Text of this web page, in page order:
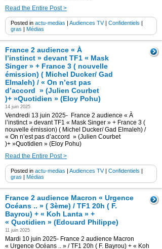
Read the Entire Post >
Posted in actu-medias | Audiences TV| Confidentiels |
gras | Médias
France 2 audience « À
l’instinct » devant TF1 « Mask
Singer » + France 3 ( nouvelle
émission) ( Michel Ducker/ Gad
Elmaleh) / « On n’est pas
d’accord » (Julien Courbet
)+ »Quotidien » (Eloy Pohu)
14 juin 2025
Vendredi 13 juin 2025- France 2 audience « À
l’instinct » devant TF1 « Mask Singer » + France 3 (
nouvelle émission) ( Michel Ducker/ Gad Elmaleh) /
« On n’est pas d’accord » (Julien Courbet
)+ »Quotidien » (Eloy Pohu)
Read the Entire Post >
Posted in actu-medias | Audiences TV| Confidentiels |
gras | Médias
France 2 audience Macron « Urgence
Océans .. » ( 3ème) / TF1 20h ( F.
Bayrou) + « Koh Lanta » +
« Quotidien » (Edouard Philippe)
11 juin 2025
Mardi 10 juin 2025- France 2 audience Macron
« Urgence Océans .. » / TF1 20h ( F. Bayrou) + « Koh